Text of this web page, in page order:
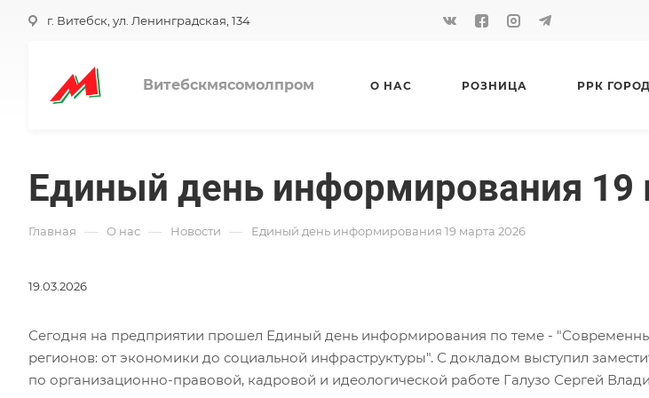
г. Витебск, ул. Ленинградская, 134
Витебскмясомолпром О НАС РОЗНИЦА РРК ГОРОД
Единый день информирования 19
Главная — О нас — Новости — Единый день информирования 19 марта 2026
19.03.2026
Сегодня на предприятии прошел Единый день информирования по теме -
регионов: от экономики до социальной инфраструктуры". С докладом выступил
по организационно-правовой, кадровой и идеологической работе Галузо Сергей